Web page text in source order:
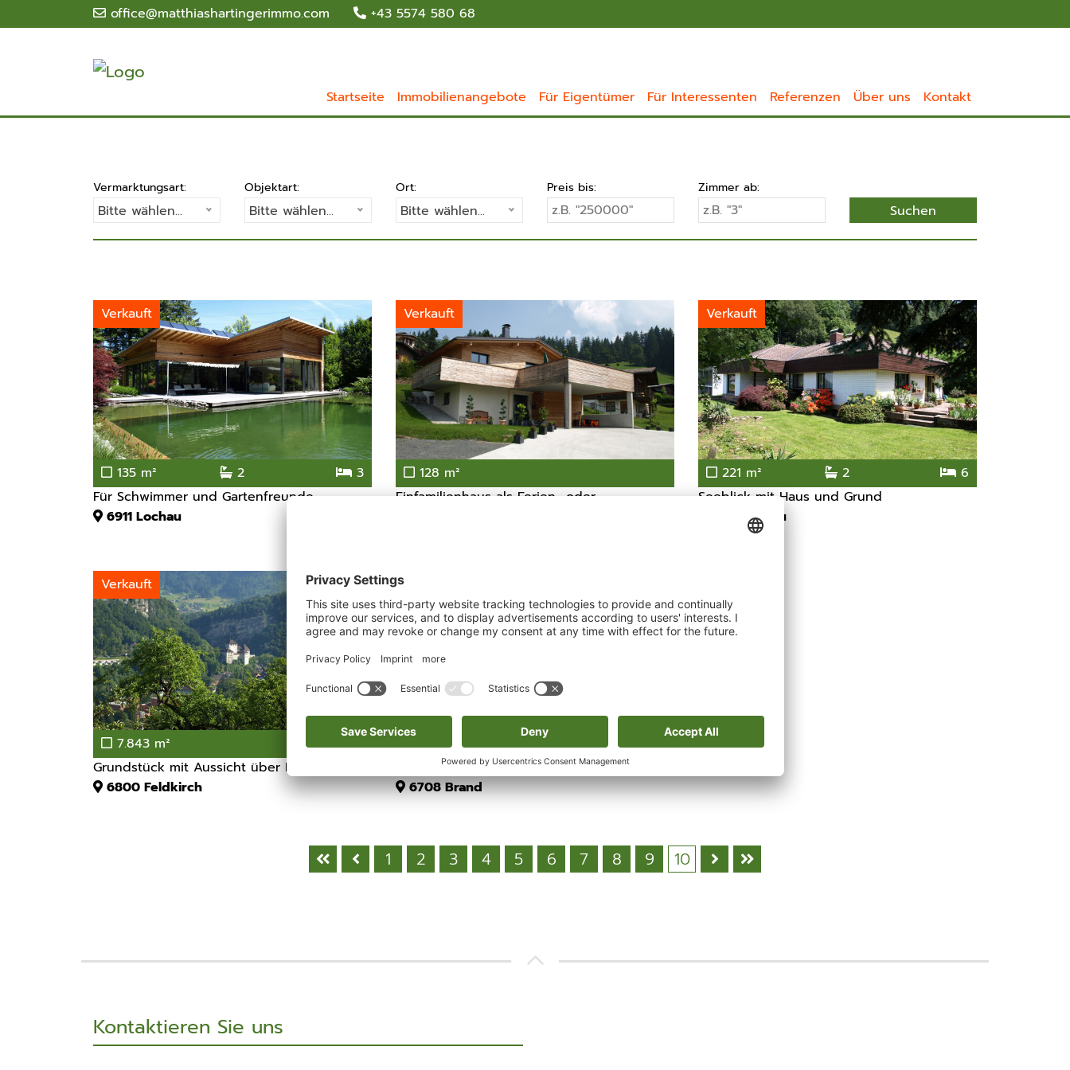
office@matthiashartingerimmo.com +43 5574 580 68
Startseite Immobilienangebote Für Eigentümer Für Interessenten Referenzen Über uns Kontakt
Vermarktungsart:
Bitte wählen...
Objektart:
Bitte wählen...
Ort:
Bitte wählen...
Preis bis: Zimmer ab:
Verkauft
135 m² 2
3
Für Schwimmer und Gartenfreunde
6911 Lochau
Verkauft
128 m²
Einfamilienhaus als Ferien- oder
Verkauft
221 m² 2
6
Seeblick mit Haus und Grund
Lochau
Verkauft
7.843 m²
Grundstück mit Aussicht über Feldkirch
6800 Feldkirch
Verkauft
195 m² 3
3
(R)evolutionäres Walserhaus "Billabong"
6708Brand
1 2 3 4 5 6 7 8 9 10
Kontaktieren Sie uns